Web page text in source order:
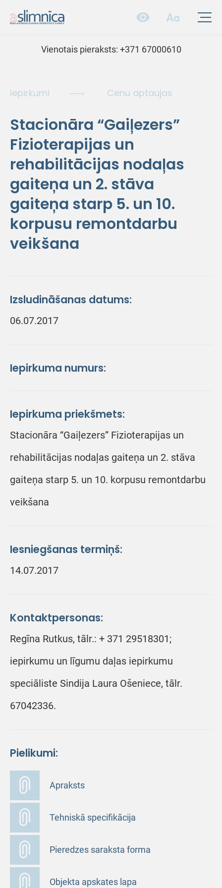
Vienotais pieraksts: +371 67000610
Iepirkumi Cenu aptaujas
Stacionāra “Gaiļezers”
Fizioterapijas un
rehabilitācijas nodaļas
gaiteņa un 2. stāva
gaiteņa starp 5. un 10.
korpusu remontdarbu
veikšana
Izsludināšanas datums:
06.07.2017
Iepirkuma numurs:
Iepirkuma priekšmets:
Stacionāra “Gaiļezers” Fizioterapijas un
rehabilitācijas nodaļas gaiteņa un 2. stāva
gaiteņa starp 5. un 10. korpusu remontdarbu
veikšana
Iesniegšanas termiņš:
14.07.2017
Kontaktpersonas:
Regīna Rutkus, tālr.: + 371 29518301;
iepirkumu un līgumu daļas iepirkumu
speciāliste Sindija Laura Ošeniece, tālr.
67042336.
Pielikumi:
Apraksts
Tehniskā specifikācija
Pieredzes saraksta forma
Objekta apskates lapa